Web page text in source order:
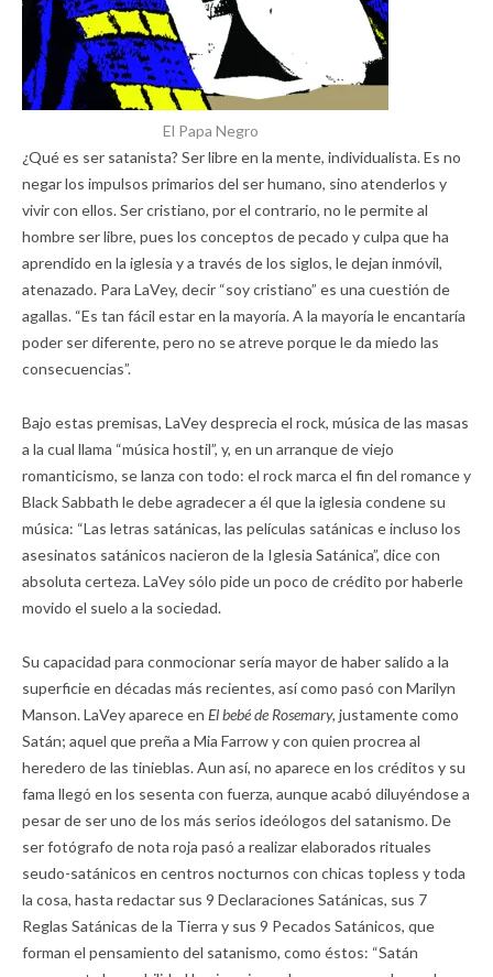
El Papa Negro
¿Qué es ser satanista? Ser libre en la mente, individualista. Es no
negar los impulsos primarios del ser humano, sino atenderlos y
vivir con ellos. Ser cristiano, por el contrario, no le permite al
hombre ser libre, pues los conceptos de pecado y culpa que ha
aprendido en la iglesia y a través de los siglos, le dejan inmóvil,
atenazado. Para LaVey, decir “soy cristiano” es una cuestión de
agallas. “Es tan fácil estar en la mayoría. A la mayoría le encantaría
poder ser diferente, pero no se atreve porque le da miedo las
consecuencias”.
Bajo estas premisas, LaVey desprecia el rock, música de las masas
a la cual llama “música hostil”, y, en un arranque de viejo
romanticismo, se lanza con todo: el rock marca el fin del romance y
Black Sabbath le debe agradecer a él que la iglesia condene su
música: “Las letras satánicas, las películas satánicas e incluso los
asesinatos satánicos nacieron de la Iglesia Satánica”, dice con
absoluta certeza. LaVey sólo pide un poco de crédito por haberle
movido el suelo a la sociedad.
Su capacidad para conmocionar sería mayor de haber salido a la
superficie en décadas más recientes, así como pasó con Marilyn
Manson. LaVey aparece en El bebé de Rosemary, justamente como
Satán; aquel que preña a Mia Farrow y con quien procrea al
heredero de las tinieblas. Aun así, no aparece en los créditos y su
fama llegó en los sesenta con fuerza, aunque acabó diluyéndose a
pesar de ser uno de los más serios ideólogos del satanismo. De
ser fotógrafo de nota roja pasó a realizar elaborados rituales
seudo-satánicos en centros nocturnos con chicas topless y toda
la cosa, hasta redactar sus 9 Declaraciones Satánicas, sus 7
Reglas Satánicas de la Tierra y sus 9 Pecados Satánicos, que
forman el pensamiento del satanismo, como éstos: “Satán